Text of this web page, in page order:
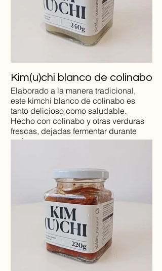
Kim(u)chi blanco de colinabo
Elaborado a la manera tradicional,
este kimchi blanco de colinabo es
tanto delicioso como saludable.
Hecho con colinabo y otras verduras
frescas, dejadas fermentar durante
varias
aquellos que buscan
darle a sus platos un toque diferente
de lo habitual y a la vez cuidar su
salud, gracias a las
numerosas propiedades beneficiosas
del kimchi.